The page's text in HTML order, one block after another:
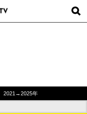
2021→2025年